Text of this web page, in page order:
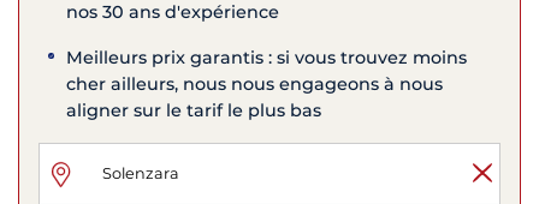
nos 30 ans d'expérience
Meilleurs prix garantis : si vous trouvez moins
cher ailleurs, nous nous engageons à nous
aligner sur le tarif le plus bas